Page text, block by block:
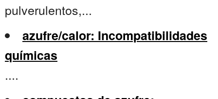
pulverulentos,...
azufre/calor: Incompatibilidades
químicas
....